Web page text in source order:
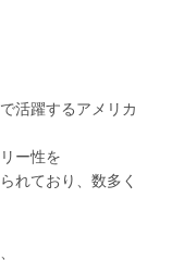
活躍するアメリカ
ー性を
れており、数多く